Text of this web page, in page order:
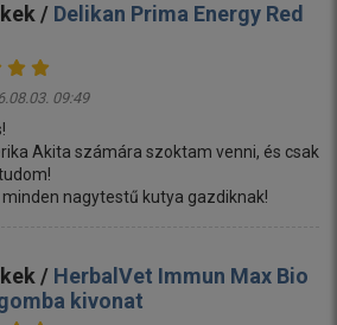
/ Delikan Prima Energy Red
09:49
Akita számára szoktam venni, és csak
nagytestű kutya gazdiknak!
/ HerbalVet Immun Max Bio
kivonat